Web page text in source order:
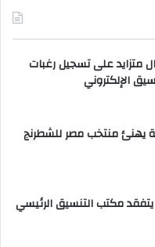
متزايد على تسجيل رغبات
الإلكتروني
يهنئ منتخب مصر للشطرنج
يتفقد مكتب التنسيق الرئيسي